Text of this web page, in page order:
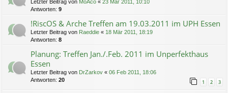
Letzter Beitrag von MoAco « 23 Mär 2011, 10:10
Antworten: 9
!RiscOS & Arche Treffen am 19.03.2011 im UPH Essen
Letzter Beitrag von Raeddie « 18 Mär 2011, 18:19
Antworten: 8
Planung: Treffen Jan./.Feb. 2011 im Unperfekthaus
Essen
Letzter Beitrag von DrZarkov « 06 Feb 2011, 18:06
Antworten: 20 1 2 3